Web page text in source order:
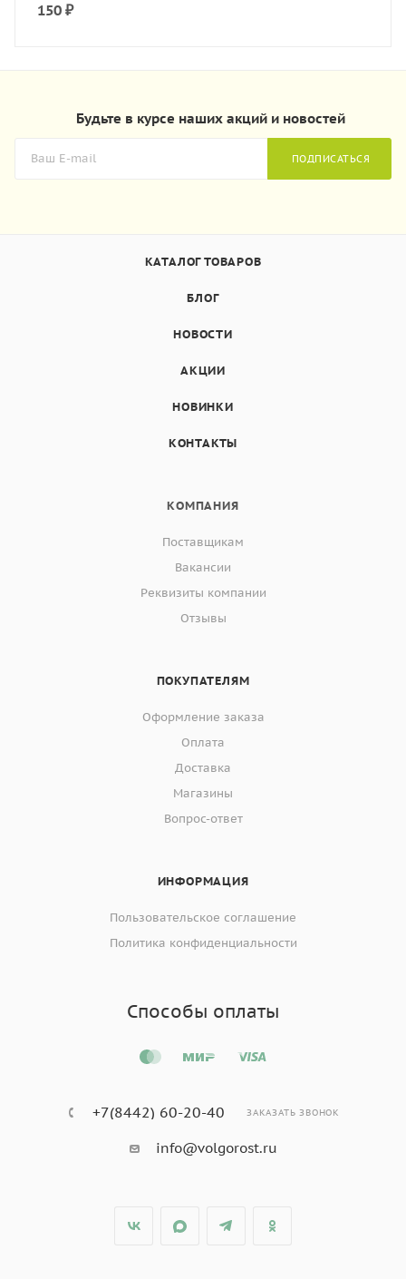
150 ₽
Будьте в курсе наших акций и новостей
ПОДПИСАТЬСЯ
КАТАЛОГ ТОВАРОВ
БЛОГ
НОВОСТИ
АКЦИИ
НОВИНКИ
КОНТАКТЫ
КОМПАНИЯ
Поставщикам
Вакансии
Реквизиты компании
Отзывы
ПОКУПАТЕЛЯМ
Оформление заказа
Оплата
Доставка
Магазины
Вопрос-ответ
ИНФОРМАЦИЯ
Пользовательское соглашение
Политика конфиденциальности
Способы оплаты
+7(8442) 60-20-40 ЗАКАЗАТЬ ЗВОНОК
info@volgorost.ru